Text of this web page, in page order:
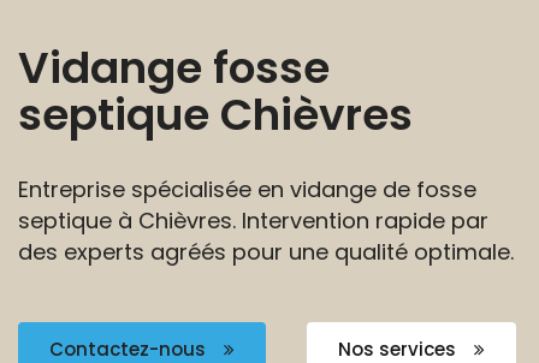
Vidange fosse
septique Chièvres
Entreprise spécialisée en vidange de fosse
septique à Chièvres. Intervention rapide par
des experts agréés pour une qualité optimale.
Contactez-nous Nos services